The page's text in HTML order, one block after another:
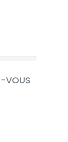
VOUS